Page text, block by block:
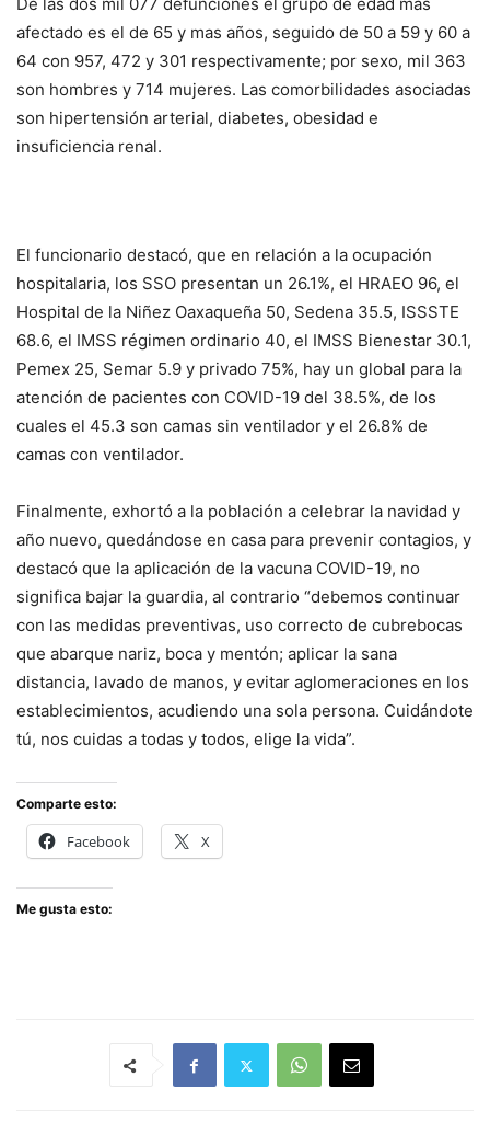
afectado es el de 65 y mas años, seguido de 50 a 59 y 60 a
64 con 957, 472 y 301 respectivamente; por sexo, mil 363
son hombres y 714 mujeres. Las comorbilidades asociadas
son hipertensión arterial, diabetes, obesidad e
insuficiencia renal.
El funcionario destacó, que en relación a la ocupación
hospitalaria, los SSO presentan un 26.1%, el HRAEO 96, el
Hospital de la Niñez Oaxaqueña 50, Sedena 35.5, ISSSTE
68.6, el IMSS régimen ordinario 40, el IMSS Bienestar 30.1,
Pemex 25, Semar 5.9 y privado 75%, hay un global para la
atención de pacientes con COVID-19 del 38.5%, de los
cuales el 45.3 son camas sin ventilador y el 26.8% de
camas con ventilador.
Finalmente, exhortó a la población a celebrar la navidad y
año nuevo, quedándose en casa para prevenir contagios, y
destacó que la aplicación de la vacuna COVID-19, no
significa bajar la guardia, al contrario “debemos continuar
con las medidas preventivas, uso correcto de cubrebocas
que abarque nariz, boca y mentón; aplicar la sana
distancia, lavado de manos, y evitar aglomeraciones en los
establecimientos, acudiendo una sola persona. Cuidándote
tú, nos cuidas a todas y todos, elige la vida”.
Comparte esto:
Facebook X
Me gusta esto: